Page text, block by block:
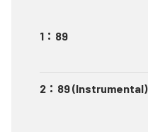
1 ： 89
2 ： 89 (Instrumental)